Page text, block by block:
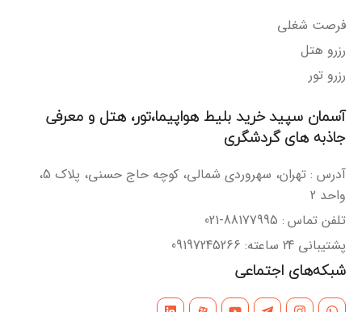
فرصت شغلی
رزرو هتل
رزرو تور
آسمان سپید خرید بلیط هواپیما،تور، هتل و معرفی
جاذبه های گردشگری
آدرس : تهران، سهروردی شمالی، کوچه حاج حسنی، پلاک 5،
واحد 2
تلفن تماس : 88177995-021
پشتیبانی 24 ساعته: 09197245266
شبکه‌های اجتماعی